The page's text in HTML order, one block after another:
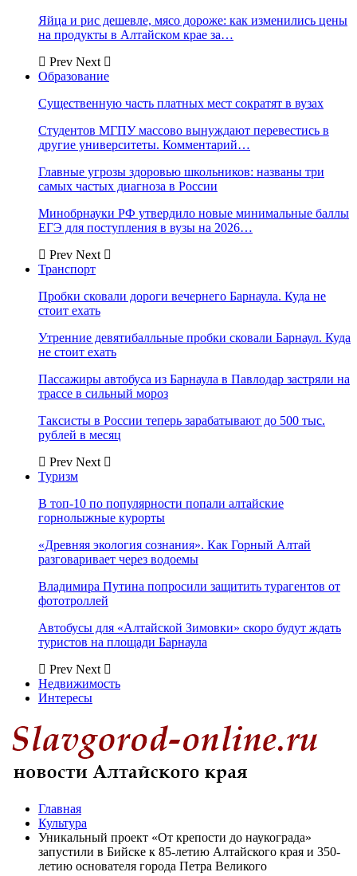
Яйца и рис дешевле, мясо дороже: как изменились цены
на продукты в Алтайском крае за…
Prev Next
Образование
Существенную часть платных мест сократят в вузах
Студентов МГПУ массово вынуждают перевестись в
другие университеты. Комментарий…
Главные угрозы здоровью школьников: названы три
самых частых диагноза в России
Минобрнауки РФ утвердило новые минимальные баллы
ЕГЭ для поступления в вузы на 2026…
Prev Next
Транспорт
Пробки сковали дороги вечернего Барнаула. Куда не
стоит ехать
Утренние девятибалльные пробки сковали Барнаул. Куда
не стоит ехать
Пассажиры автобуса из Барнаула в Павлодар застряли на
трассе в сильный мороз
Таксисты в России теперь зарабатывают до 500 тыс.
рублей в месяц
Prev Next
Туризм
В топ-10 по популярности попали алтайские
горнолыжные курорты
«Древняя экология сознания». Как Горный Алтай
разговаривает через водоемы
Владимира Путина попросили защитить турагентов от
фототроллей
Автобусы для «Алтайской Зимовки» скоро будут ждать
туристов на площади Барнаула
Prev Next
Недвижимость
Интересы
Главная
Культура
Уникальный проект «От крепости до наукограда»
запустили в Бийске к 85-летию Алтайского края и 350-
летию основателя города Петра Великого